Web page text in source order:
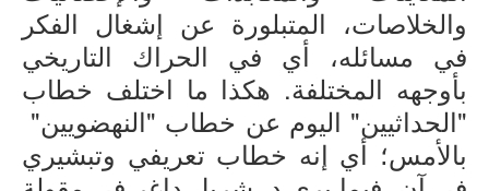
والخلاصات، المتبلورة عن إشغال الفكر
في مسائله، أي في الحراك التاريخي
بأوجهه المختلفة. هكذا ما اختلف خطاب
"الحداثيين" اليوم عن خطاب "النهضويين"
بالأمس؛ أي إنه خطاب تعريفي وتبشيري